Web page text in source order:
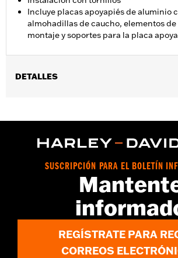
Incluye placas apoyapiés de aluminio
almohadillas de caucho, elementos
montaje y soportes para la placa
DETALLES
vinRequerido: false
GARANTÍA:1 año de garantía limitada –
para más información
SUSCRIPCIÓN PARA EL BOLETÍN
REGÍSTRATE PARA
CORREOS